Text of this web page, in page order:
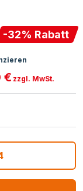
-32% Rabatt
€ zzgl. MwSt.